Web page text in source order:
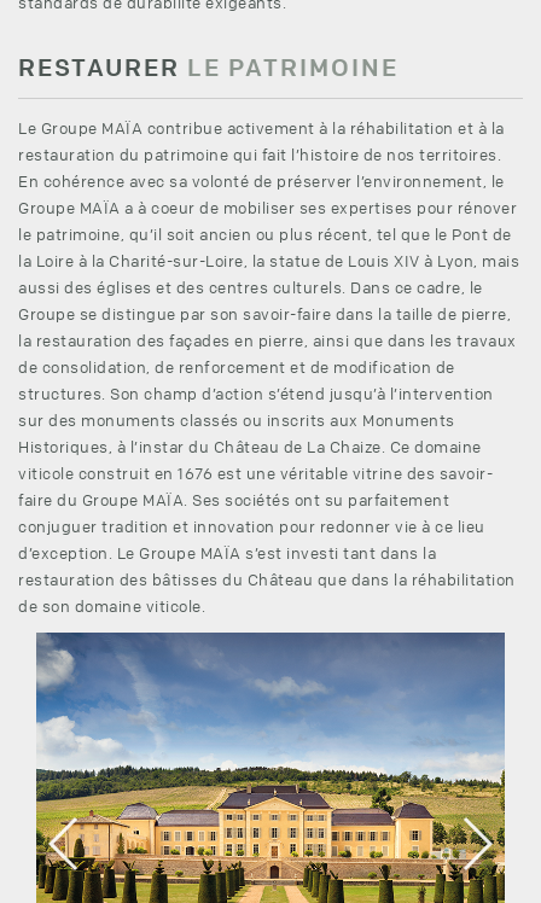
RESTAURER LE PATRIMOINE
Le Groupe MAÏA contribue activement à la réhabilitation et à la
restauration du patrimoine qui fait l’histoire de nos territoires.
En cohérence avec sa volonté de préserver l’environnement, le
Groupe MAÏA a à coeur de mobiliser ses expertises pour rénover
le patrimoine, qu’il soit ancien ou plus récent, tel que le Pont de
la Loire à la Charité-sur-Loire, la statue de Louis XIV à Lyon, mais
aussi des églises et des centres culturels. Dans ce cadre, le
Groupe se distingue par son savoir-faire dans la taille de pierre,
la restauration des façades en pierre, ainsi que dans les travaux
de consolidation, de renforcement et de modification de
structures. Son champ d’action s’étend jusqu’à l’intervention
sur des monuments classés ou inscrits aux Monuments
Historiques, à l’instar du Château de La Chaize. Ce domaine
viticole construit en 1676 est une véritable vitrine des savoir-
faire du Groupe MAÏA. Ses sociétés ont su parfaitement
conjuguer tradition et innovation pour redonner vie à ce lieu
d’exception. Le Groupe MAÏA s’est investi tant dans la
restauration des bâtisses du Château que dans la réhabilitation
de son domaine viticole.